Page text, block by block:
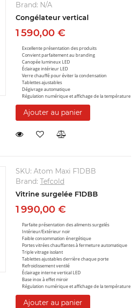
Brand: N/A
Congélateur vertical
1 590,00 €
Excellente présentation des produits
Convient parfaitement au branding
Canopée lumineux LED
Éclairage intérieur LED
Verre chauffé pour éviter la condensation
Tablettes ajustables
Dégivrage automatique
Régulation numérique et affichage de la température
Ajouter au panier
SKU:Atom Maxi F1DBB
Brand:Tefcold
Vitrine surgelée F1DBB
1 990,00 €
Parfaite présentation des aliments surgelés
Intérieur/Extérieur noir
Faible consommation énergétique
Portes vitrées chauffantes à fermeture automatique
Triple vitrage isolant
Tablettes ajustables derrière chaque porte
Refroidissement ventilé
Éclairage interne vertical LED
Base inox à effet miroir
Régulation numérique et affichage de la température
Ajouter au panier